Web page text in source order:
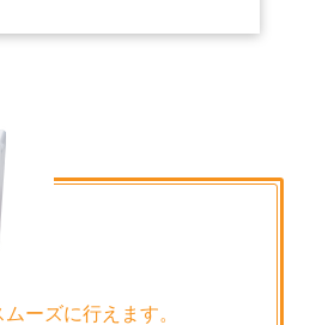
ーズに行えます。